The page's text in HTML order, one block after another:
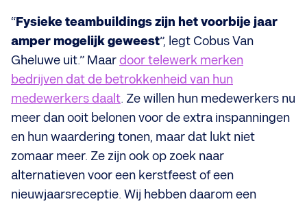
“Fysieke teambuildings zijn het voorbije jaar
amper mogelijk geweest”, legt Cobus Van
Gheluwe uit.” Maardoor telewerk merken
bedrijven dat de betrokkenheid van hun
medewerkers daalt. Ze willen hun medewerkers nu
meer dan ooit belonen voor de extra inspanningen
en hun waardering tonen, maar dat lukt niet
zomaar meer. Ze zijn ook op zoek naar
alternatieven voor een kerstfeest of een
nieuwjaarsreceptie. Wij hebben daarom een